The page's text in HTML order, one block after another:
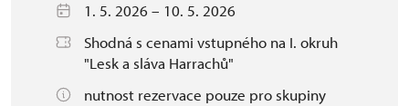
1. 5. 2026 – 10. 5. 2026
Shodná s cenami vstupného na I. okruh
"Lesk a sláva Harrachů"
nutnost rezervace pouze pro skupiny